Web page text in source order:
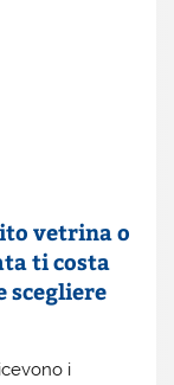
vetrina o
ti costa
scegliere
i